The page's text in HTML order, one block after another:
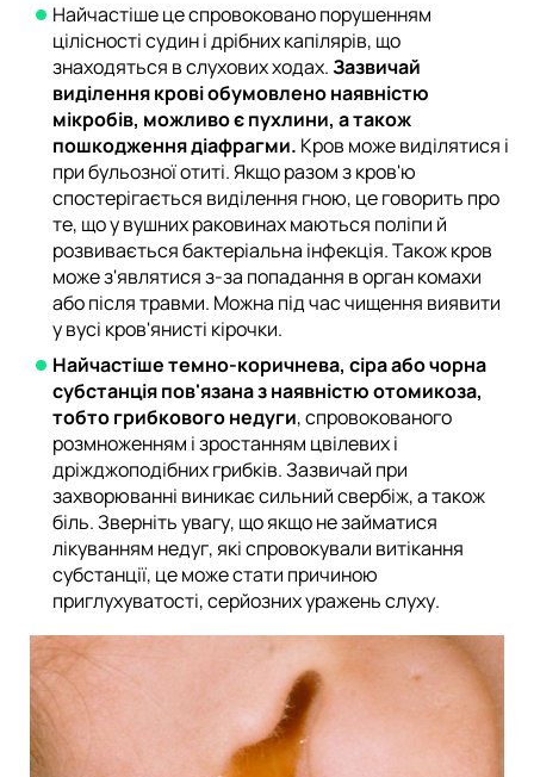
Найчастіше це спровоковано порушенням
цілісності судин і дрібних капілярів, що
знаходяться в слухових ходах.Зазвичай
виділення крові обумовлено наявністю
мікробів, можливо є пухлини, а також
пошкодження діафрагми. Кров може виділятися і
при бульозної отиті. Якщо разом з кров'ю
спостерігається виділення гною, це говорить про
те, що у вушних раковинах маються поліпи й
розвивається бактеріальна інфекція. Також кров
може з'являтися з-за попадання в орган комахи
або після травми. Можна під час чищення виявити
у вусі кров'янисті кірочки.
Найчастіше темно-коричнева, сіра або чорна
субстанція пов'язана з наявністю отомикоза,
тобто грибкового недуги, спровокованого
розмноженням і зростанням цвілевих і
дріжджоподібних грибків. Зазвичай при
захворюванні виникає сильний свербіж, а також
біль. Зверніть увагу, що якщо не займатися
лікуванням недуг, які спровокували витікання
субстанції, це може стати причиною
приглухуватості, серйозних уражень слуху.